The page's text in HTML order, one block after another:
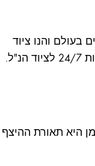
בעולם והנו ציוד
ניידת בעוצמה 115,000 לומן היא תאורת ההיצף